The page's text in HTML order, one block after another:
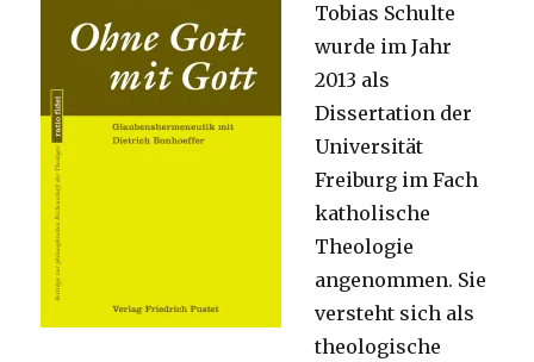
Tobias Schulte
wurde im Jahr
2013 als
Dissertation der
Universität
Freiburg im Fach
katholische
Theologie
angenommen. Sie
versteht sich als
theologische